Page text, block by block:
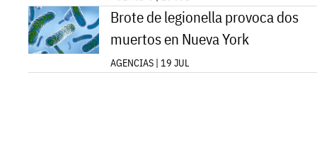
Brote de legionella provoca dos
muertos en Nueva York
AGENCIAS | 19 JUL